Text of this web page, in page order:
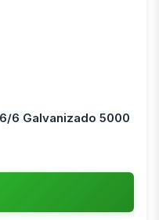
6 Galvanizado 5000